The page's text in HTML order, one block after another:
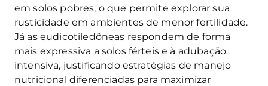
em solos pobres, o que permite explorar sua
rusticidade em ambientes de menor fertilidade.
Já as eudicotiledôneas respondem de forma
mais expressiva a solos férteis e à adubação
intensiva, justificando estratégias de manejo
nutricional diferenciadas para maximizar